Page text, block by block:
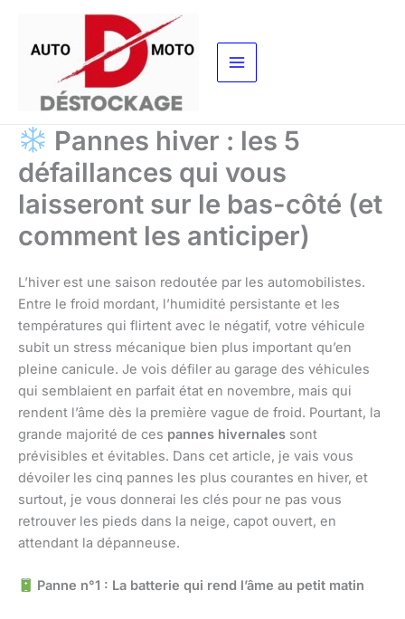
contenu
Pannes hiver : les 5
défaillances qui vous
laisseront sur le bas-côté (et
comment les anticiper)
L’hiver est une saison redoutée par les automobilistes.
Entre le froid mordant, l’humidité persistante et les
températures qui flirtent avec le négatif, votre véhicule
subit un stress mécanique bien plus important qu’en
pleine canicule. Je vois défiler au garage des véhicules
qui semblaient en parfait état en novembre, mais qui
rendent l’âme dès la première vague de froid. Pourtant, la
grande majorité de ces pannes hivernales sont
prévisibles et évitables. Dans cet article, je vais vous
dévoiler les cinq pannes les plus courantes en hiver, et
surtout, je vous donnerai les clés pour ne pas vous
retrouver les pieds dans la neige, capot ouvert, en
attendant la dépanneuse.
Panne n°1 : La batterie qui rend l’âme au petit matin